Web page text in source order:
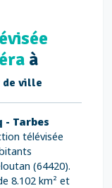
à
de ville
- Tarbes
télévisée
(64420).
8.102 km² et